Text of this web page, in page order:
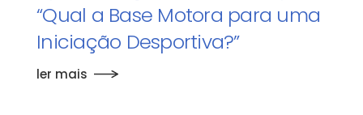
“Qual a Base Motora para uma
Iniciação Desportiva?”
ler mais